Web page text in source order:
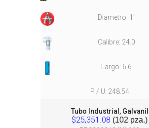
Diametro: 1"
Calibre: 24.0
Largo: 6.6
P / U: 248.54
Tubo Industrial, Galvanil
$25,351.08 (102 pza.)